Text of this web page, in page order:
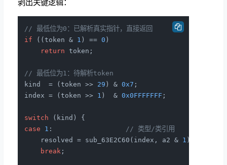
剥出关键逻辑：
// 最低位为0：已解析真实指针，直接返回
if ((token & 1) == 0)
return token;
// 最低位为1：待解析token
kind  = (token >> 29) & 0x7 ;
index = (token >> 1)  & 0x0FFFFFFF ;
switch
case
1 : // 类型/类引用
    resolved = sub_63E2C60(index, a2 &
1);
break;